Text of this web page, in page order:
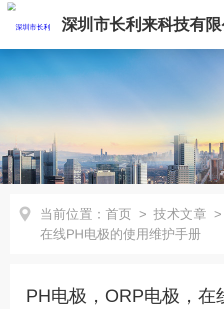
深圳市长利来科技有
当前位置： 首页 > 技术文章
在线PH电极的使用维护手册
PH电极，ORP电极，在